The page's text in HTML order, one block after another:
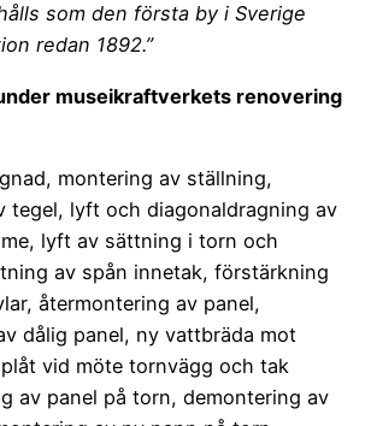
som den första by i Sverige
redan 1892.”
museikraftverkets renovering
montering av ställning,
tegel, lyft och diagonaldragning av
lyft av sättning i torn och
av spån innetak, förstärkning
återmontering av panel,
dålig panel, ny vattbräda mot
vid möte tornvägg och tak
av panel på torn, demontering av